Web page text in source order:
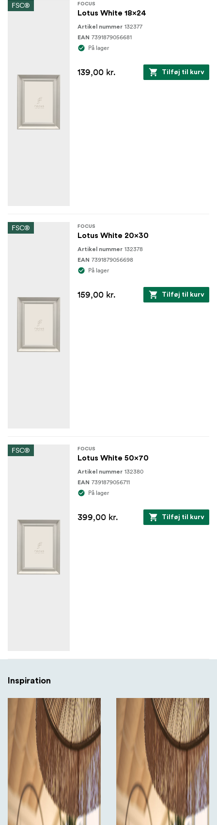
FSC® FOCUS
Lotus White 18x24
Artikel nummer 132377
EAN 7391879056681
På lager
139,00 kr. Tilføj til kurv
FSC® FOCUS
Lotus White 20x30
Artikel nummer 132378
EAN 7391879056698
På lager
159,00 kr. Tilføj til kurv
FSC® FOCUS
Lotus White 50x70
Artikel nummer 132380
EAN 7391879056711
På lager
399,00 kr. Tilføj til kurv
Inspiration